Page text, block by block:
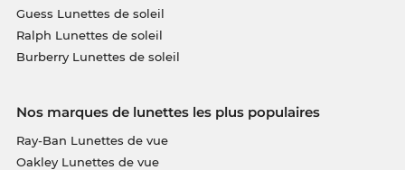
Guess Lunettes de soleil
Ralph Lunettes de soleil
Burberry Lunettes de soleil
Nos marques de lunettes les plus populaires
Ray-Ban Lunettes de vue
Oakley Lunettes de vue